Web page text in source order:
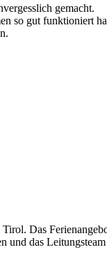
gemacht.
so gut funktioniert
Das
und das